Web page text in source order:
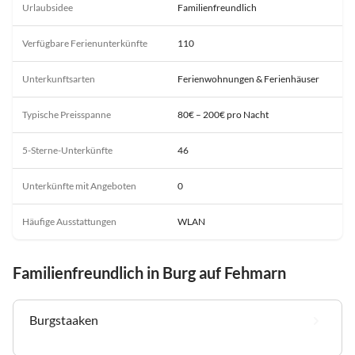
Urlaubsidee Familienfreundlich
Verfügbare Ferienunterkünfte 110
Unterkunftsarten Ferienwohnungen & Ferienhäuser
Typische Preisspanne 80€ – 200€ pro Nacht
5-Sterne-Unterkünfte 46
Unterkünfte mit Angeboten 0
Häufige Ausstattungen WLAN
Familienfreundlich in Burg auf Fehmarn
Burgstaaken